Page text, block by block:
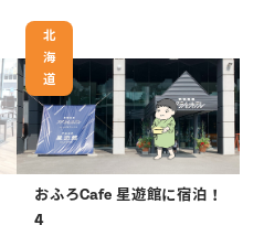
北
海
道
おふろCafe 星遊館に宿泊！
4